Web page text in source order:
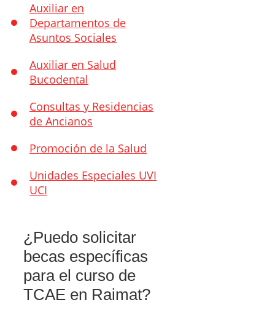
Auxiliar en
Departamentos de
Asuntos Sociales
Auxiliar en Salud
Bucodental
Consultas y Residencias
de Ancianos
Promoción de la Salud
Unidades Especiales UVI
UCI
¿Puedo solicitar
becas específicas
para el curso de
TCAE en Raimat?